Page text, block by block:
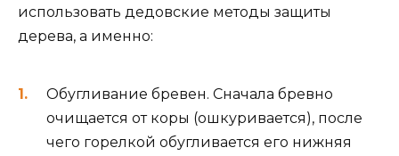
использовать дедовские методы защиты
дерева, а именно:
Обугливание бревен. Сначала бревно
очищается от коры (ошкуривается), после
чего горелкой обугливается его нижняя